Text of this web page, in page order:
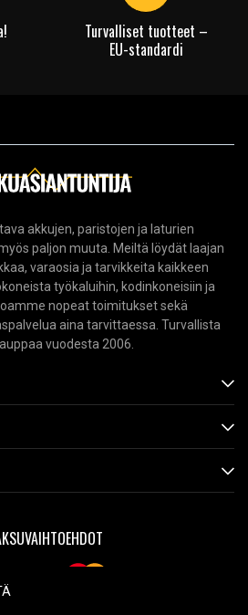
Turvalliset tuotteet –
EU-standardi
akkujen, paristojen ja laturien
paljon muuta. Meiltä löydät laajan
varaosia ja tarvikkeita kaikkeen
työkaluihin, kodinkoneisiin ja
nopeat toimitukset sekä
aina tarvittaessa. Turvallista
vuodesta 2006.